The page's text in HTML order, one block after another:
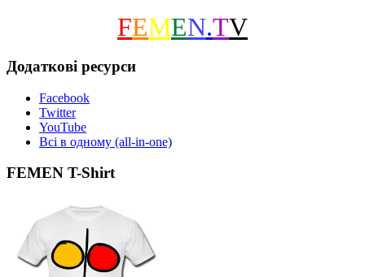
FEMEN.TV
Додаткові ресурси
Facebook
Twitter
YouTube
Всі в одному (all-in-one)
FEMEN T-Shirt